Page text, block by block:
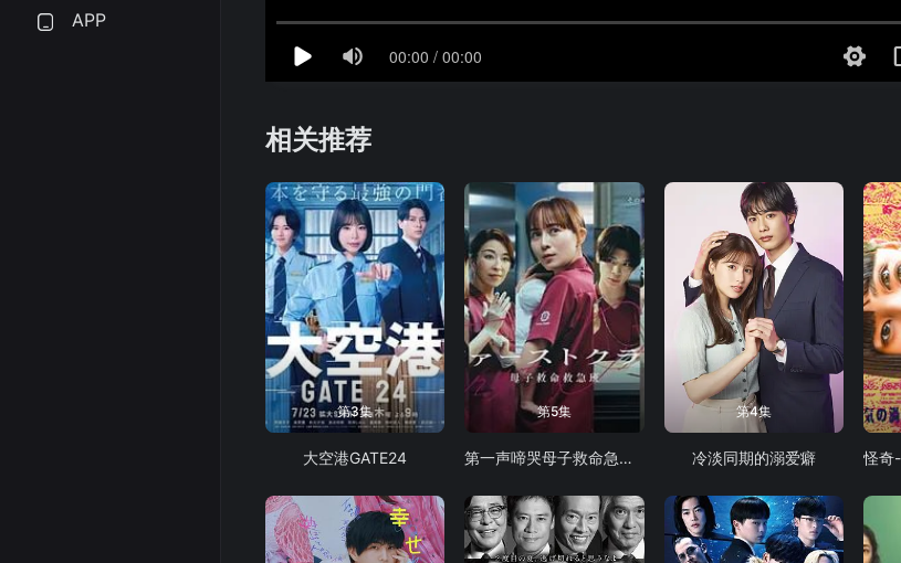
APP
相关推荐
第3集
大空港GATE24
第5集
第一声啼哭母子救命急救班
第4集
冷淡同期的溺爱癖